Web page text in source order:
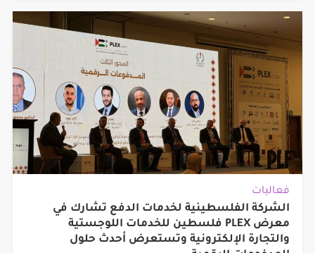
فعاليات
الشركة الفلسطينية لخدمات الدفع تشارك في
معرض PLEX فلسطين للخدمات اللوجستية
والتجارة الإلكترونية وتستعرض أحدث حلول